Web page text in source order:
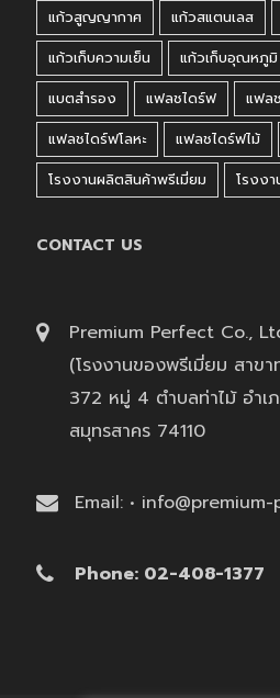
แก้วสูญญากาศ
แก้วสแตนเลส
แก้วเก็บความเย็น
แก้วเก็บอุณหภูมิ
แบตสำรอง
แฟลชไดร์ฟ
แฟล
แฟลชไดร์ฟโลหะ
แฟลชไดร์ฟไม้
โรงงานผลิตสินค้าพรีเมี่ยม
โรงง
CONTACT US
Premium Perfect Co.,
(โรงงานของพรีเมี่ยม สาขา
372 หมู่ 4 ตำบลท่าไม้ อำเ
สมุทรสาคร 74110
Email: •
Phone: 02-408-1377